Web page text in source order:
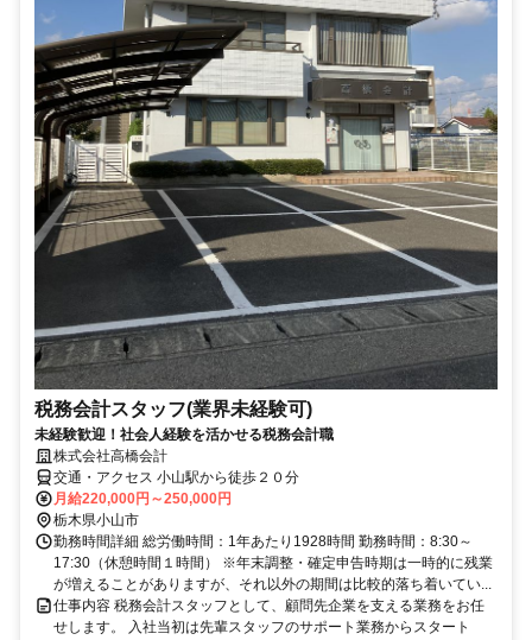
税務会計スタッフ(業界未経験可)
未経験歓迎！社会人経験を活かせる税務会計職
株式会社高橋会計
交通・アクセス 小山駅から徒歩２０分
月給220,000円～250,000円
栃木県小山市
勤務時間詳細 総労働時間：1年あたり1928時間 勤務時間：8:30～
17:30（休憩時間１時間） ※年末調整・確定申告時期は一時的に残業
が増えることがありますが、それ以外の期間は比較的落ち着いてい...
仕事内容 税務会計スタッフとして、顧問先企業を支える業務をお任
せします。 入社当初は先輩スタッフのサポート業務からスタート